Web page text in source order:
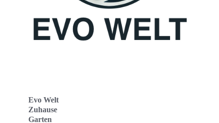
Evo Welt
Zuhause
Garten